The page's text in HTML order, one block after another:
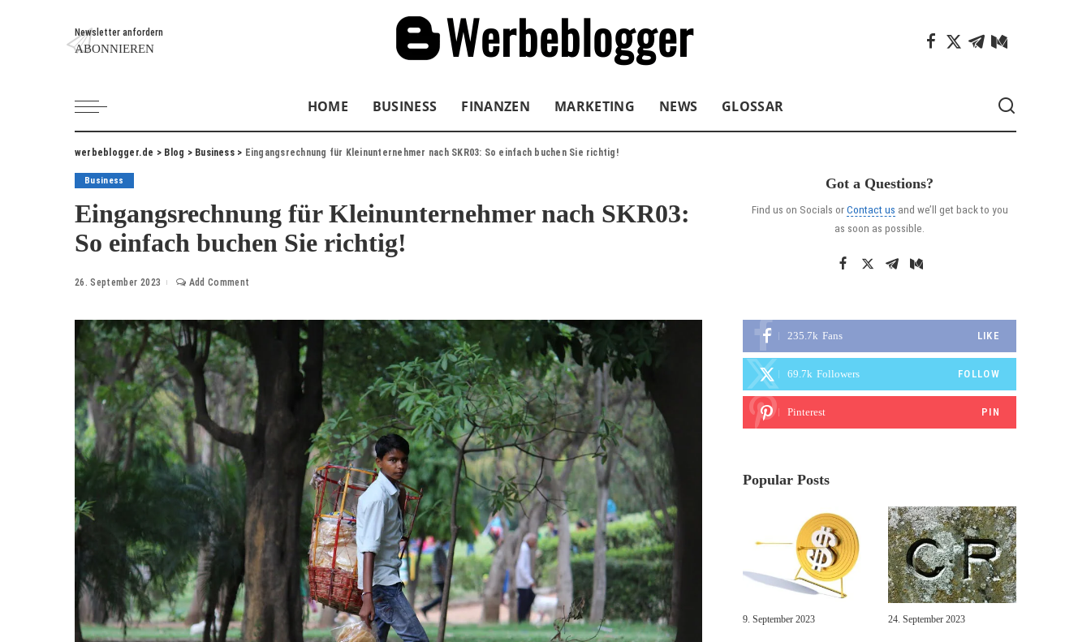
Newsletter anfordern
ABONNIEREN
HOME BUSINESS FINANZEN MARKETING NEWS GLOSSAR
werbeblogger.de > Blog > Business> Eingangsrechnung für Kleinunternehmer nach SKR03: So einfach buchen Sie richtig!
Business
Eingangsrechnung für Kleinunternehmer nach SKR03:
So einfach buchen Sie richtig!
26. September 2023 Add Comment
Got a Questions?
Find us on Socials orContact us and we’ll get back to you
as soon as possible.
235.7k Fans LIKE
69.7k Followers FOLLOW
Pinterest PIN
Popular Posts
9. September 2023 24. September 2023